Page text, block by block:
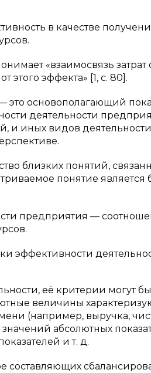
в качестве
«взаимосвязь затрат
этого эффекта» [1, с. 80].
это основополагающий
деятельности
и иных видов
близких понятий,
понятие
предприятия —
эффективности
её критерии могут
величины
(например, выручка,
абсолютных
и т. д.
составляющих